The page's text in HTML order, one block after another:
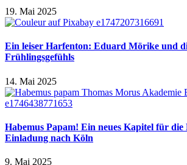
19. Mai 2025
Ein leiser Harfenton: Eduard Mörike und
Frühlingsgefühls
14. Mai 2025
Habemus Papam! Ein neues Kapitel für die
Einladung nach Köln
9. Mai 2025